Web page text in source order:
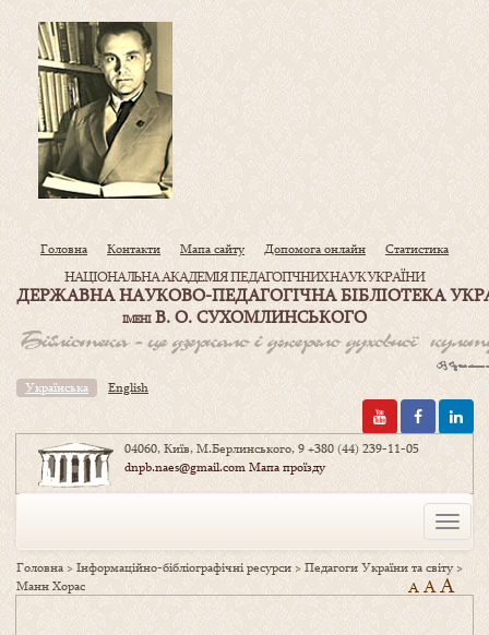
Головна Контакти Мапа сайту Допомога онлайн Статистика
НАЦІОНАЛЬНА АКАДЕМІЯ ПЕДАГОГІЧНИХ НАУК УКРАЇНИ
ДЕРЖАВНА НАУКОВО-ПЕДАГОГІЧНА БІБЛІОТЕКА
ІМЕНІВ. О. СУХОМЛИНСЬКОГО
Українська English
04060, Київ, М.Берлинського, 9+380 (44) 239-11-05
dnpb.naes@gmail.comМапа проїзду
Toggle
Головна >Інформаційно-бібліографічні ресурси >Педагоги України та світу>
Манн Хорас
A AA